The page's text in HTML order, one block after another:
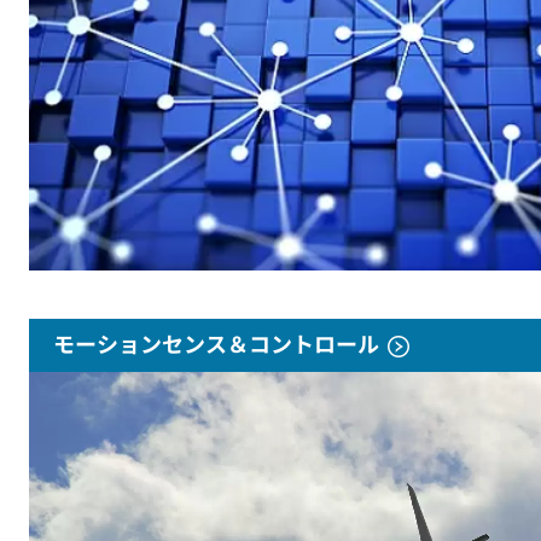
モーションセンス＆コントロール